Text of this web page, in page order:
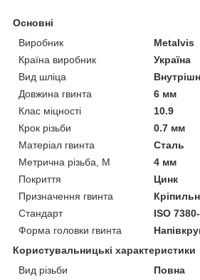
Основні
Виробник
Metalvis
Країна виробник
Україна
Вид шліца
Довжина гвинта
6 мм
Клас міцності
10.9
Крок різьби
0.7 мм
Матеріал гвинта
Сталь
Метрична різьба, М
4 мм
Покриття
Цинк
Призначення гвинта
Стандарт
ISO
Форма головки гвинта
Користувальницькі характеристики
Вид різьби
Повна